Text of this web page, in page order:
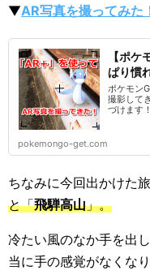
▼AR写真を撮ってみた
【ポ
ぱり慣
ポケモン
撮影して
づけます！
pokemongo-get.com
ちなみに今回出かけた
と「飛騨高山」。
冷たい風のなか手を出
当に手の感覚がなくなり